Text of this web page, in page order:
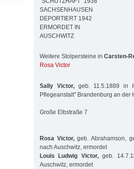
SACHSENHAUSEN
DEPORTIERT 1942
ERMORDET IN
AUSCHWITZ
Weitere Stolpersteine in Carsten-
Rosa Victor
Sally Victor,geb. 11.5.1889 in
Pflegeanstalt" Brandenburg an der
Große Elbstraße 7
Rosa Victor,geb. Abrahamson,
nach Auschwitz, ermordet
Louis Ludwig Victor,geb.
Auschwitz, ermordet